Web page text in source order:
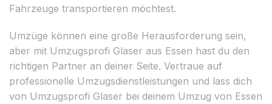
Fahrzeuge transportieren möchtest.
Umzüge können eine große Herausforderung sein,
aber mit Umzugsprofi Glaser aus Essen hast du den
richtigen Partner an deiner Seite. Vertraue auf
professionelle Umzugsdienstleistungen und lass dich
von Umzugsprofi Glaser bei deinem Umzug von Essen